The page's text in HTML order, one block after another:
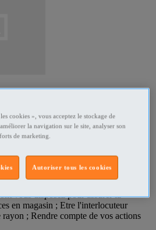
de secteur avec un réel
Rattaché(e) au Chef des Ventes
indépendantes ; Assurer la
vous disposez pour assurer la
en magasin ; Etre l'interlocuteur
rayon ; Rendre compte de vos actions
cookies », vous acceptez le stockage de
la navigation sur le site, analyser son
de marketing.
Autoriser tous les cookies